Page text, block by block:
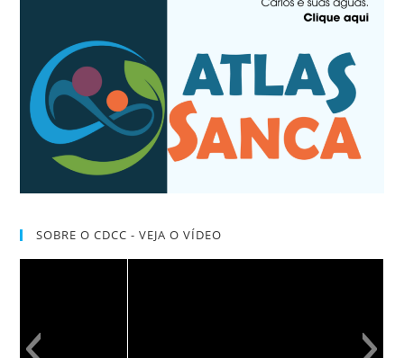
SOBRE O CDCC - VEJA O VÍDEO